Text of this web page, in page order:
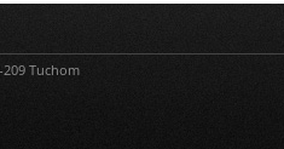
209 Tuchom